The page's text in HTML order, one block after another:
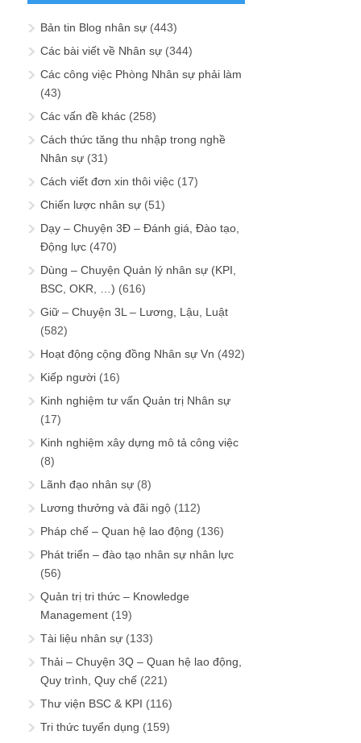
Bản tin Blog nhân sự (443)
Các bài viết về Nhân sự (344)
Các công việc Phòng Nhân sự phải làm
(43)
Các vấn đề khác (258)
Cách thức tăng thu nhập trong nghề
Nhân sự (31)
Cách viết đơn xin thôi việc (17)
Chiến lược nhân sự (51)
Dạy – Chuyện 3Đ – Đánh giá, Đào tạo,
Động lực (470)
Dùng – Chuyện Quản lý nhân sự (KPI,
BSC, OKR, …) (616)
Giữ – Chuyện 3L – Lương, Lậu, Luật
(582)
Hoạt động cộng đồng Nhân sự Vn (492)
Kiếp người (16)
Kinh nghiệm tư vấn Quản trị Nhân sự
(17)
Kinh nghiệm xây dựng mô tả công việc
(8)
Lãnh đạo nhân sự (8)
Lương thưởng và đãi ngộ (112)
Pháp chế – Quan hệ lao động (136)
Phát triển – đào tạo nhân sự nhân lực
(56)
Quản trị tri thức – Knowledge
Management (19)
Tài liệu nhân sự (133)
Thải – Chuyện 3Q – Quan hệ lao động,
Quy trình, Quy chế (221)
Thư viện BSC & KPI (116)
Tri thức tuyển dụng (159)